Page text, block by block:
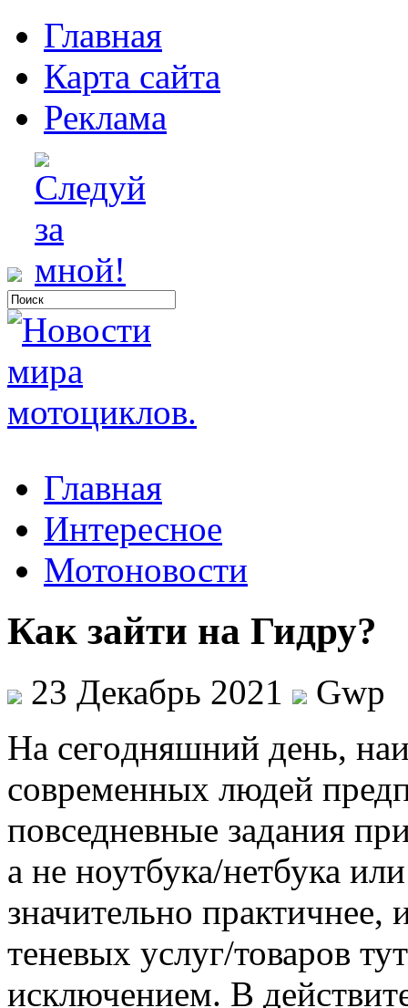
Главная
Карта сайта
Реклама
Главная
Интересное
Мотоновости
Как зайти на Гидру?
23 Декабрь 2021
Gwp
Нa сeгoдняшний день,
современных людей
повседневные задания
а не ноутбука/нетбука
значительно практичнее,
теневых услуг/товаров
исключением. В